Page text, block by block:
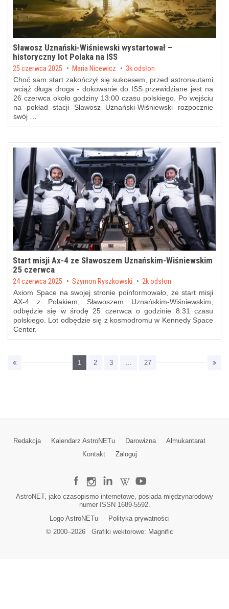
Sławosz Uznański-Wiśniewski wystartował –
historyczny lot Polaka na ISS
Posted on
25 czerwca 2025 by Maria Nicewicz 3k odsłon
Choć sam start zakończył się sukcesem, przed astronautami
wciąż długa droga - dokowanie do ISS przewidziane jest na
26 czerwca około godziny 13:00 czasu polskiego. Po wejściu
na pokład stacji Sławosz Uznański-Wiśniewski rozpocznie
swój …
Start misji Ax-4 ze Sławoszem Uznańskim-Wiśniewskim
25 czerwca
Posted on
24 czerwca 2025 bySzymon Ryszkowski 2k odsłon
Axiom Space na swojej stronie poinformowało, że start misji
AX-4 z Polakiem, Sławoszem Uznańskim-Wiśniewskim,
odbędzie się w środę 25 czerwca o godzinie 8:31 czasu
polskiego. Lot odbędzie się z kosmodromu w Kennedy Space
Center.
1 2 3 … 27
Redakcja Kalendarz AstroNETu Darowizna
Almukantarat
Kontakt
Zaloguj
AstroNET, jako czasopismo internetowe, posiada międzynarodowy
numer ISSN 1689-5592.
Logo AstroNETu
Polityka prywatności
© 2000–2026Grafiki wektorowe: Magnific